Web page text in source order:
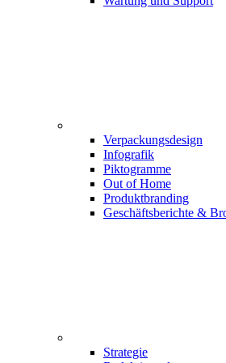
Verpackungsdesign
Infografik
Piktogramme
Out of Home
Produktbranding
Geschäftsberichte &
Strategie